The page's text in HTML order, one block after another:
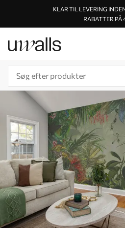
KLAR TIL LEVERING
RABATTER PÅ